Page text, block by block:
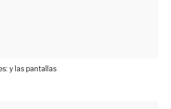
y las pantallas